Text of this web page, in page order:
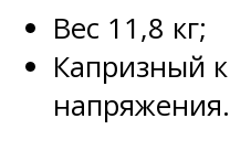
Вес 11,8 кг;
Капризный
напряжения.